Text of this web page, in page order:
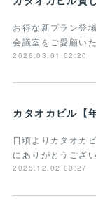
お得な新プラン登
会議室をご愛顧い
2026.03.01 02:20
カタオカビル【
日頃よりカタオカ
にありがとうござ
2025.12.02 00:27